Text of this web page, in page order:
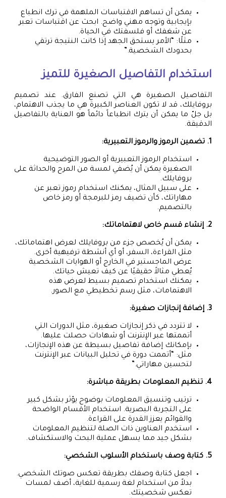
يمكن أن تساهم الاقتباسات الملهمة في ترك انطباع
بإيجابية وتوجه مهني واضح. ابحث عن اقتباسات تعبر
عن شغفك أو فلسفتك في الحياة.
مثلًا: “الأمر يستحق الجهد إذا كانت النتيجة ترتقي
بحدودك الشخصية.”
استخدام التفاصيل الصغيرة للتميز
التفاصيل الصغيرة هي التي تصنع الفارق. عند تصميم
بروفايلك، قد لا تكون العناصر الكبيرة هي ما يجذب الاهتمام،
بل جلّ ما يمكن أن يترك انطباعاً دائماً هو العناية بالتفاصيل
الدقيقة.
1. تضمين الرموز والرموز التعبيرية:
استخدام الرموز التعبيرية أو الصور التوضيحية
الصغيرة يمكن أن يُضفي لمسة من المرح والحداثة على
بروفايلك.
على سبيل المثال، يمكنك استخدام رموز تعبر عن
مهاراتك، كأن تضيف رمز للبرمجة أو رمز خاص
بالتصميم.
2. إنشاء قسم خاص لاهتماماتك:
يمكن أن يُخصص جزء من بروفايلك لعرض اهتماماتك،
مثل القراءة، السفر، أو أي أنشطة ترفيهية أخرى.
عرض الماجستير في الخارج أو الهوايات الشخصية
يُعطي مثالاً حقيقيًا عن كيف تعيش حياتك.
يمكنك استخدام تصميم بسيط لعرض هذه
الاهتمامات، مثل رسم تخطيطي مع الصور.
3. إضافة إنجازات صغيرة:
لا تتردد في ذكر إنجازات صغيرة، مثل الدورات التي
أتممتها عبر الإنترنت أو شهادات حصلت عليها.
بإمكانك إضافة تفاصيل بسيطة عن هذه الإنجازات،
مثل: “أتممت دورة في تحليل البيانات عبر الإنترنت
لتحسين مهاراتي.”
4. تنظيم المعلومات بطريقة مباشرة:
ترتيب وتنسيق المعلومات بوضوح يؤثر بشكل كبير
على التجربة البصرية. استخدام الأقسام الواضحة
والقوائم يعزز القدرة على القراءة.
استخدم العناوين ذات الصلة لتنظيم المعلومات
بشكل جيد مما يسهل عملية البحث والاستكشاف.
5. كتابة وصف باستخدام الأسلوب الشخصي:
اجعل كتابة وصفك بطريقة تعكس صوتك الشخصي.
بدلاً من استخدام لغة رسمية للغاية، أضف لمسات
تعكس شخصيتك.